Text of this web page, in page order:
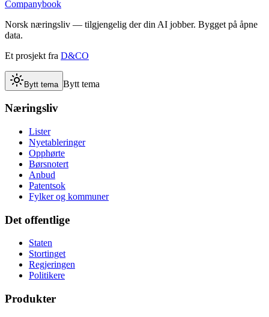
Companybook
Norsk næringsliv — tilgjengelig der din AI jobber. Bygget på åpne
data.
Et prosjekt fra D&CO
Bytt tema Bytt tema
Næringsliv
Lister
Nyetableringer
Opphørte
Børsnotert
Anbud
Patentsok
Fylker og kommuner
Det offentlige
Staten
Stortinget
Regjeringen
Politikere
Produkter